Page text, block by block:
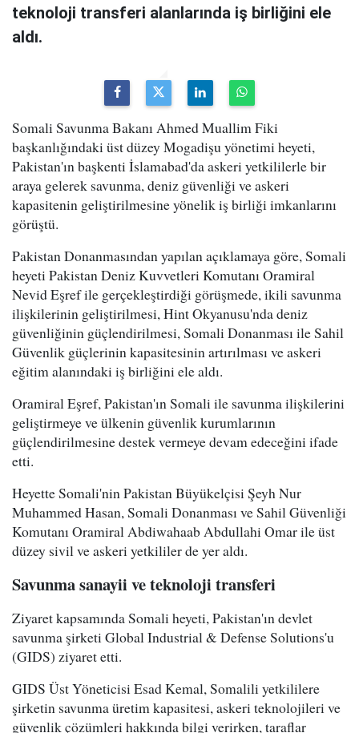
teknoloji transferi alanlarında iş birliğini ele
aldı.
Somali Savunma Bakanı Ahmed Muallim Fiki
başkanlığındaki üst düzey Mogadişu yönetimi heyeti,
Pakistan'ın başkenti İslamabad'da askeri yetkililerle bir
araya gelerek savunma, deniz güvenliği ve askeri
kapasitenin geliştirilmesine yönelik iş birliği imkanlarını
görüştü.
Pakistan Donanmasından yapılan açıklamaya göre, Somali
heyeti Pakistan Deniz Kuvvetleri Komutanı Oramiral
Nevid Eşref ile gerçekleştirdiği görüşmede, ikili savunma
ilişkilerinin geliştirilmesi, Hint Okyanusu'nda deniz
güvenliğinin güçlendirilmesi, Somali Donanması ile Sahil
Güvenlik güçlerinin kapasitesinin artırılması ve askeri
eğitim alanındaki iş birliğini ele aldı.
Oramiral Eşref, Pakistan'ın Somali ile savunma ilişkilerini
geliştirmeye ve ülkenin güvenlik kurumlarının
güçlendirilmesine destek vermeye devam edeceğini ifade
etti.
Heyette Somali'nin Pakistan Büyükelçisi Şeyh Nur
Muhammed Hasan, Somali Donanması ve Sahil Güvenliği
Komutanı Oramiral Abdiwahaab Abdullahi Omar ile üst
düzey sivil ve askeri yetkililer de yer aldı.
Savunma sanayii ve teknoloji transferi
Ziyaret kapsamında Somali heyeti, Pakistan'ın devlet
savunma şirketi Global Industrial & Defense Solutions'u
(GIDS) ziyaret etti.
GIDS Üst Yöneticisi Esad Kemal, Somalili yetkililere
şirketin savunma üretim kapasitesi, askeri teknolojileri ve
güvenlik çözümleri hakkında bilgi verirken, taraflar